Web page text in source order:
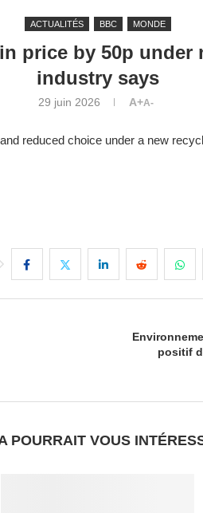
ACTUALITÉS BBC MONDE
price by 50p under
industry says
29 juin 2026 A+A-
reduced choice under a new
positif
POURRAIT VOUS